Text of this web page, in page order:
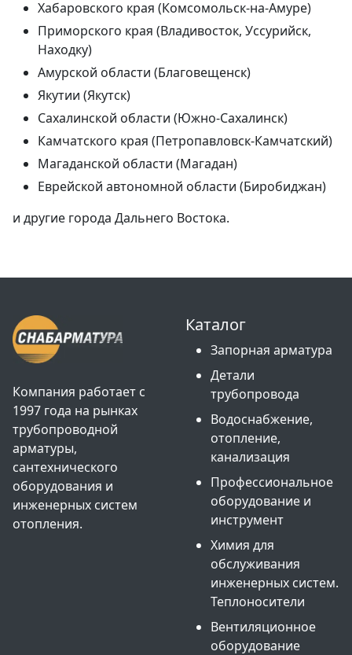
Хабаровского края (Комсомольск-на-Амуре)
Приморского края (Владивосток, Уссурийск,
Находку)
Амурской области (Благовещенск)
Якутии (Якутск)
Сахалинской области (Южно-Сахалинск)
Камчатского края (Петропавловск-Камчатский)
Магаданской области (Магадан)
Еврейской автономной области (Биробиджан)
и другие города Дальнего Востока.
Компания работает с
1997 года на рынках
трубопроводной
арматуры,
сантехнического
оборудования и
инженерных систем
отопления.
Каталог
Запорная арматура
Детали
трубопровода
Водоснабжение,
отопление,
канализация
Профессиональное
оборудование и
инструмент
Химия для
обслуживания
инженерных систем.
Теплоносители
Вентиляционное
оборудование